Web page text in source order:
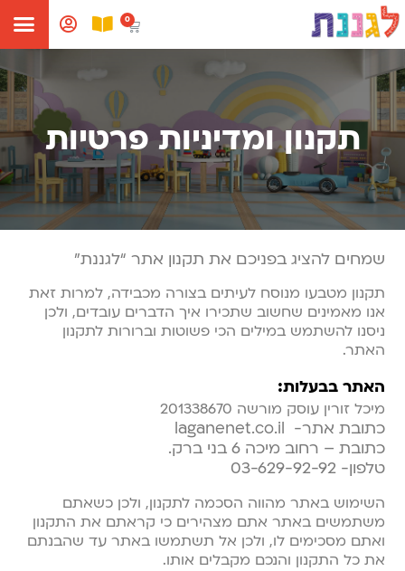
תקנון ומדיניות פרטיות
שמחים להציג בפניכם את תקנון אתר “לגננת”
תקנון מטבעו מנוסח לעיתים בצורה מכבידה, למרות זאת
אנו מאמינים שחשוב שתכירו איך הדברים עובדים, ולכן
ניסנו להשתמש במילים הכי פשוטות וברורות לתקנון
האתר.
האתר בבעלות:
מיכל זורין עוסק מורשה 201338670
כתובת אתר- laganenet.co.il
כתובת – רחוב מיכה 6 בני ברק.
טלפון- 03-629-92-92
השימוש באתר מהווה הסכמה לתקנון, ולכן כשאתם
משתמשים באתר אתם מצהירים כי קראתם את התקנון
ואתם מסכימים לו, ולכן אל תשתמשו באתר עד שהבנתם
את כל התקנון והנכם מקבלים אותו.